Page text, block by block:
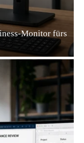
Monitor fürs